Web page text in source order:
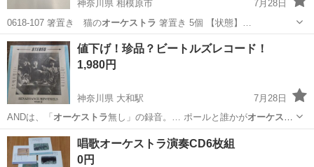
神奈川県 相模原市
7月28日
0618-107 箸置き 猫のオーケストラ 箸置き 5個 【状態】…
神奈川 相模原市 インテリア雑貨/小物 リユース
値下げ！珍品？ビートルズレコード！
1,980円
神奈川県 大和駅
7月28日
ANDは、「 オーケストラ無し」の録音。… ポールと誰かがオーケスト
ラを入れる！入れ… ます。オーケストラ無しの録音！鳥…
神奈川 大和市 大和駅 その他 レコード
唱歌オーケストラ演奏CD6枚組
0円